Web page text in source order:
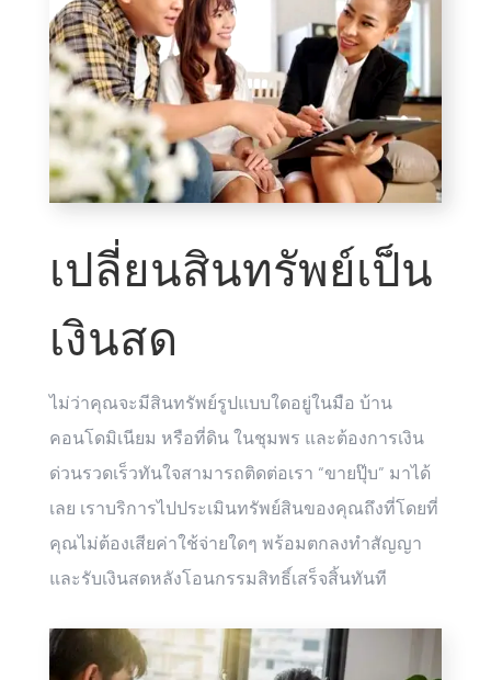
เปลี่ยนสินทรัพย์เป็น
เงินสด
ไม่ว่าคุณจะมีสินทรัพย์รูปแบบใดอยู่ในมือ บ้าน
คอนโดมิเนียม หรือที่ดิน ในชุมพร และต้องการเงิน
ด่วนรวดเร็วทันใจสามารถติดต่อเรา “ขายปุ๊บ” มาได้
เลย เราบริการไปประเมินทรัพย์สินของคุณถึงที่โดยที่
คุณไม่ต้องเสียค่าใช้จ่ายใดๆ พร้อมตกลงทำสัญญา
และรับเงินสดหลังโอนกรรมสิทธิ์เสร็จสิ้นทันที